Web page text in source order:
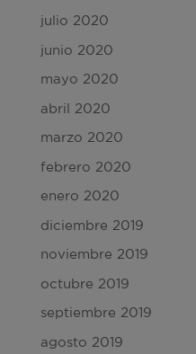
julio 2020
junio 2020
mayo 2020
abril 2020
marzo 2020
febrero 2020
enero 2020
diciembre 2019
noviembre 2019
octubre 2019
septiembre 2019
agosto 2019